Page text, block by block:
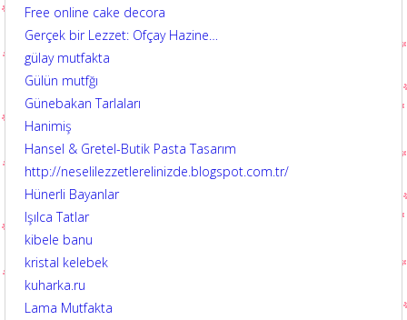
Free online cake decora
Gerçek bir Lezzet: Ofçay Hazine…
gülay mutfakta
Gülün mutfğı
Günebakan Tarlaları
Hanimiş
Hansel & Gretel-Butik Pasta Tasarım
http://neselilezzetlerelinizde.blogspot.com.tr/
Hünerli Bayanlar
Işılca Tatlar
kibele banu
kristal kelebek
kuharka.ru
Lama Mutfakta